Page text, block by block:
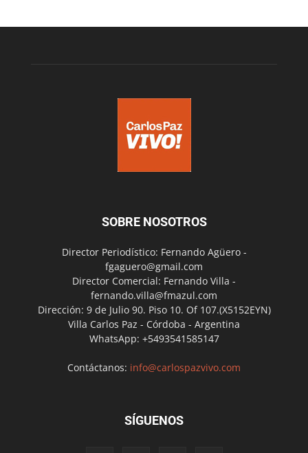
SOBRE NOSOTROS
Director Periodístico: Fernando Agüero -
fgaguero@gmail.com
Director Comercial: Fernando Villa -
fernando.villa@fmazul.com
Dirección: 9 de Julio 90. Piso 10. Of 107.(X5152EYN)
Villa Carlos Paz - Córdoba - Argentina
WhatsApp: +5493541585147
Contáctanos: info@carlospazvivo.com
SÍGUENOS